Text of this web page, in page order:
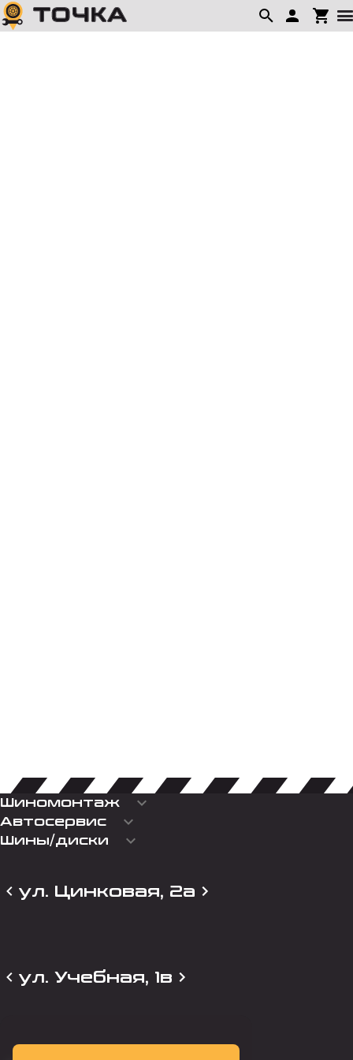
Шиномонтаж keyboard_arrow_down
Автосервис keyboard_arrow_down
Шины/диски keyboard_arrow_down
ул. Цинковая, 2а
ул. Учебная, 1в